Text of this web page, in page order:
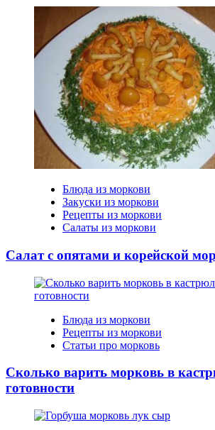
Блюда из моркови
Закуски из моркови
Рецепты из моркови
Салаты из моркови
Салат с опятами и корейской
Блюда из моркови
Рецепты из моркови
Статьи про морковь
Сколько варить морковь в
готовности